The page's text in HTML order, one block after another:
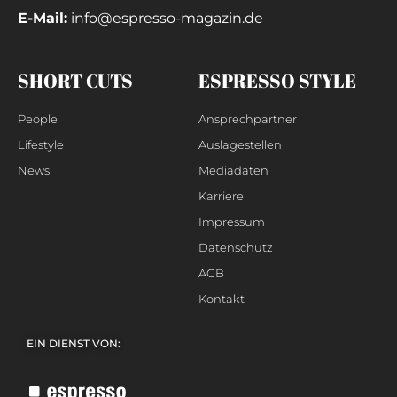
E-Mail: info@espresso-magazin.de
SHORT CUTS
People
Lifestyle
News
ESPRESSO STYLE
Ansprechpartner
Auslagestellen
Mediadaten
Karriere
Impressum
Datenschutz
AGB
Kontakt
EIN DIENST VON: